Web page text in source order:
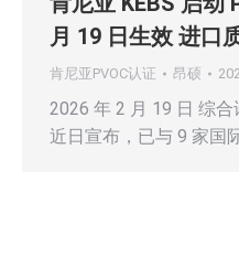
月 19 日生效 进口
肯尼亚PVOC认证 昂硕
2026 年 2 月 19 日 综合
近日宣布，已与 9 家国